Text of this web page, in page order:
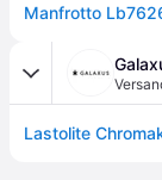
Manfrotto